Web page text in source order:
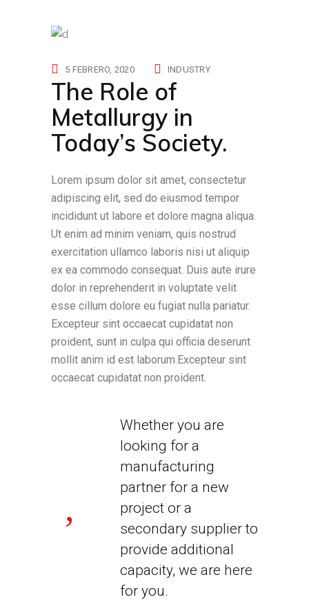
5 FEBRERO, 2020 INDUSTRY
The Role of
Metallurgy in
Today’s Society.
Lorem ipsum dolor sit amet, consectetur
adipiscing elit, sed do eiusmod tempor
incididunt ut labore et dolore magna aliqua.
Ut enim ad minim veniam, quis nostrud
exercitation ullamco laboris nisi ut aliquip
ex ea commodo consequat. Duis aute irure
dolor in reprehenderit in voluptate velit
esse cillum dolore eu fugiat nulla pariatur.
Excepteur sint occaecat cupidatat non
proident, sunt in culpa qui officia deserunt
mollit anim id est laborum.Excepteur sint
occaecat cupidatat non proident.
Whether you are
looking for a
manufacturing
partner for a new
project or a
secondary supplier to
provide additional
capacity, we are here
for you.